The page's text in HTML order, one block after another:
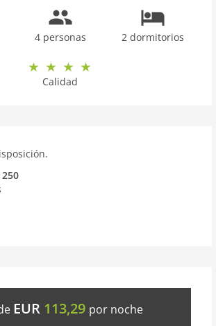
4 personas 2 dormitorios
Calidad
EUR 113,29 por noche